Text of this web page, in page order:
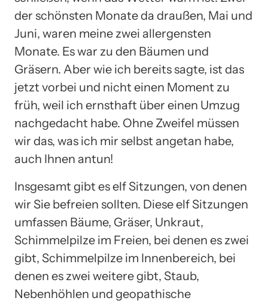
der schönsten Monate da draußen, Mai und
Juni, waren meine zwei allergensten
Monate. Es war zu den Bäumen und
Gräsern. Aber wie ich bereits sagte, ist das
jetzt vorbei und nicht einen Moment zu
früh, weil ich ernsthaft über einen Umzug
nachgedacht habe. Ohne Zweifel müssen
wir das, was ich mir selbst angetan habe,
auch Ihnen antun!
Insgesamt gibt es elf Sitzungen, von denen
wir Sie befreien sollten. Diese elf Sitzungen
umfassen Bäume, Gräser, Unkraut,
Schimmelpilze im Freien, bei denen es zwei
gibt, Schimmelpilze im Innenbereich, bei
denen es zwei weitere gibt, Staub,
Nebenhöhlen und geopathische